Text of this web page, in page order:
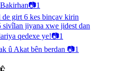
📷1
de girt 6 kes binçav kirin
sivîlan jiyana xwe jidest dan
qedexe ye!📷1
û Akat bên berdan 📷1